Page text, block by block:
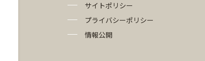
サイトポリシー
プライバシーポリシー
情報公開